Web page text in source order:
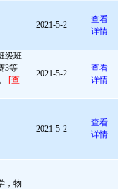
2021-5-2
查看
详情
级班
3等
[查
2021-5-2
查看
详情
2021-5-2
查看
详情
，物